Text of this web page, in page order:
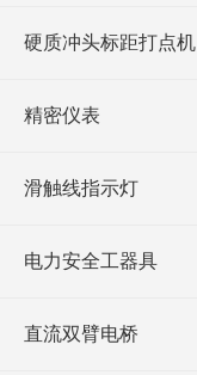
硬质冲头标距打点机
精密仪表
滑触线指示灯
电力安全工器具
直流双臂电桥